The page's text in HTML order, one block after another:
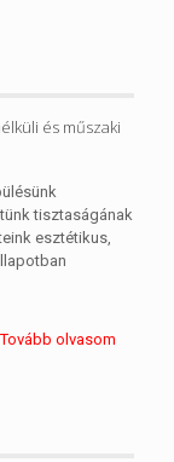
és műszaki
tisztaságának
esztétikus,
Tovább olvasom